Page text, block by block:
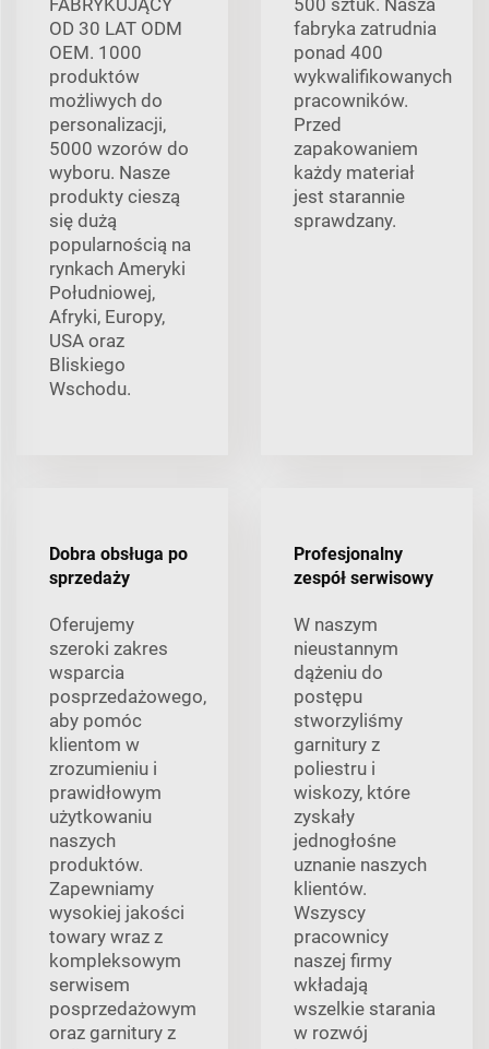
OD 30 LAT ODM
OEM. 1000
produktów
możliwych do
personalizacji,
5000 wzorów do
wyboru. Nasze
produkty cieszą
się dużą
popularnością na
rynkach Ameryki
Południowej,
Afryki, Europy,
USA oraz
Bliskiego
Wschodu.
fabryka zatrudnia
ponad 400
wykwalifikowanych
pracowników.
Przed
zapakowaniem
każdy materiał
jest starannie
sprawdzany.
Dobra obsługa po
sprzedaży
Oferujemy
szeroki zakres
wsparcia
posprzedażowego,
aby pomóc
klientom w
zrozumieniu i
prawidłowym
użytkowaniu
naszych
produktów.
Zapewniamy
wysokiej jakości
towary wraz z
kompleksowym
serwisem
posprzedażowym
oraz garnitury z
Profesjonalny
zespół serwisowy
W naszym
nieustannym
dążeniu do
postępu
stworzyliśmy
garnitury z
poliestru i
wiskozy, które
zyskały
jednogłośne
uznanie naszych
klientów.
Wszyscy
pracownicy
naszej firmy
wkładają
wszelkie starania
w rozwój